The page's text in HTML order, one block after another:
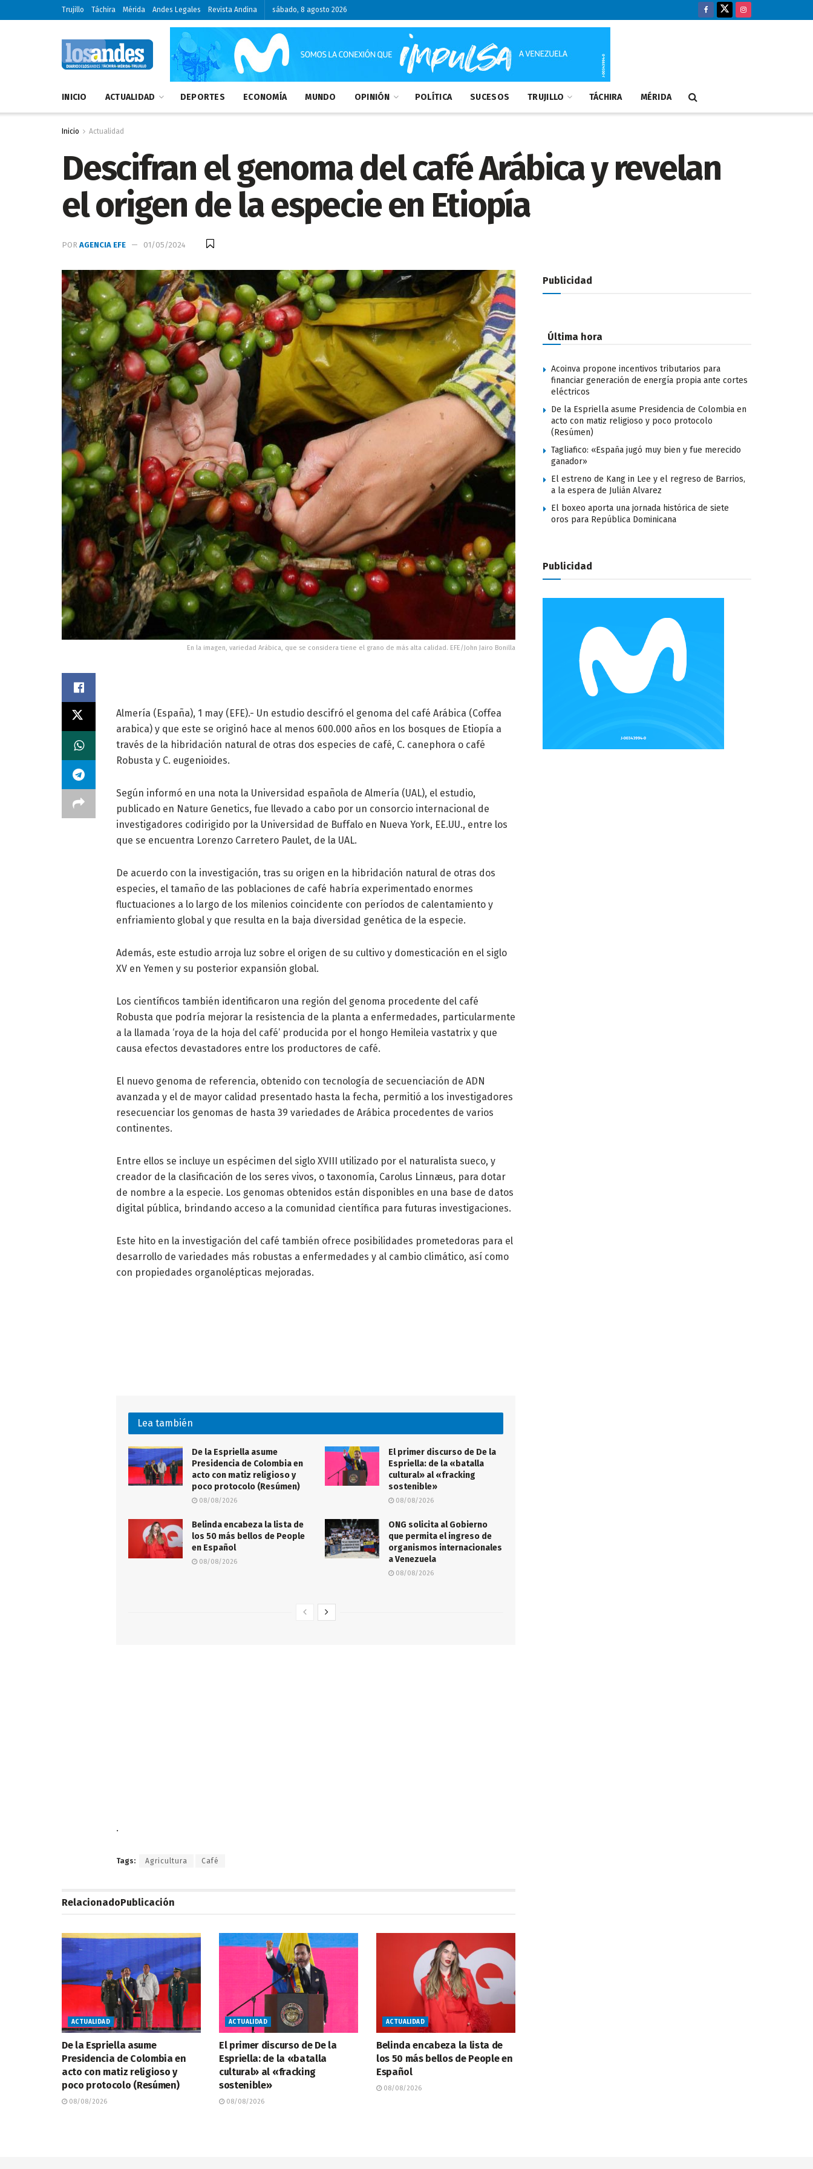
Trujillo Táchira Mérida Andes Legales Revista Andina sábado, 8 agosto 2026
INICIO ACTUALIDAD DEPORTES ECONOMÍA MUNDO OPINIÓN POLÍTICA SUCESOS TRUJILLO TÁCHIRA MÉRIDA
Inicio Actualidad
Descifran el genoma del café Arábica y revelan
el origen de la especie en Etiopía
POR AGENCIA EFE 01/05/2024
En la imagen, variedad Arábica, que se considera tiene el grano de más alta calidad. EFE/John Jairo Bonilla
Almería (España), 1 may (EFE).- Un estudio descifró el genoma del café Arábica (Coffea
arabica) y que este se originó hace al menos 600.000 años en los bosques de Etiopía a
través de la hibridación natural de otras dos especies de café, C. canephora o café
Robusta y C. eugenioides.
Según informó en una nota la Universidad española de Almería (UAL), el estudio,
publicado en Nature Genetics, fue llevado a cabo por un consorcio internacional de
investigadores codirigido por la Universidad de Buffalo en Nueva York, EE.UU., entre los
que se encuentra Lorenzo Carretero Paulet, de la UAL.
De acuerdo con la investigación, tras su origen en la hibridación natural de otras dos
especies, el tamaño de las poblaciones de café habría experimentado enormes
fluctuaciones a lo largo de los milenios coincidente con períodos de calentamiento y
enfriamiento global y que resulta en la baja diversidad genética de la especie.
Además, este estudio arroja luz sobre el origen de su cultivo y domesticación en el siglo
XV en Yemen y su posterior expansión global.
Los científicos también identificaron una región del genoma procedente del café
Robusta que podría mejorar la resistencia de la planta a enfermedades, particularmente
a la llamada ‘roya de la hoja del café’ producida por el hongo Hemileia vastatrix y que
causa efectos devastadores entre los productores de café.
El nuevo genoma de referencia, obtenido con tecnología de secuenciación de ADN
avanzada y el de mayor calidad presentado hasta la fecha, permitió a los investigadores
resecuenciar los genomas de hasta 39 variedades de Arábica procedentes de varios
continentes.
Entre ellos se incluye un espécimen del siglo XVIII utilizado por el naturalista sueco, y
creador de la clasificación de los seres vivos, o taxonomía, Carolus Linnæus, para dotar
de nombre a la especie. Los genomas obtenidos están disponibles en una base de datos
digital pública, brindando acceso a la comunidad científica para futuras investigaciones.
Este hito en la investigación del café también ofrece posibilidades prometedoras para el
desarrollo de variedades más robustas a enfermedades y al cambio climático, así como
con propiedades organolépticas mejoradas.
Lea también
De la Espriella asume
Presidencia de Colombia en
acto con matiz religioso y
poco protocolo (Resúmen)
08/08/2026
El primer discurso de De la
Espriella: de la «batalla
cultural» al «fracking
sostenible»
08/08/2026
Belinda encabeza la lista de
los 50 más bellos de People
en Español
08/08/2026
ONG solicita al Gobierno
que permita el ingreso de
organismos internacionales
a Venezuela
08/08/2026
.
Tags: Agricultura Café
RelacionadoPublicación
ACTUALIDAD
De la Espriella asume
Presidencia de Colombia en
acto con matiz religioso y
poco protocolo (Resúmen)
08/08/2026
ACTUALIDAD
El primer discurso de De la
Espriella: de la «batalla
cultural» al «fracking
sostenible»
08/08/2026
ACTUALIDAD
Belinda encabeza la lista de
los 50 más bellos de People en
Español
08/08/2026
Publicidad
Última hora
Acoinva propone incentivos tributarios para
financiar generación de energía propia ante cortes
eléctricos
De la Espriella asume Presidencia de Colombia en
acto con matiz religioso y poco protocolo
(Resúmen)
Tagliafico: «España jugó muy bien y fue merecido
ganador»
El estreno de Kang in Lee y el regreso de Barrios,
a la espera de Julián Alvarez
El boxeo aporta una jornada histórica de siete
oros para República Dominicana
Publicidad